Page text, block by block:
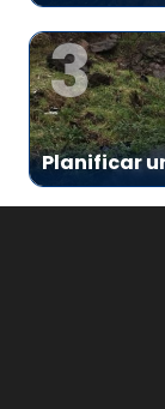
3
Planificar